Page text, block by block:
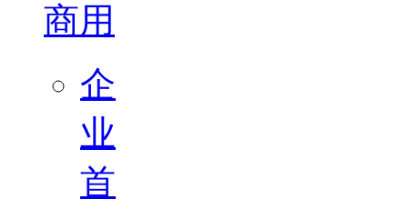
商用
企
业
首